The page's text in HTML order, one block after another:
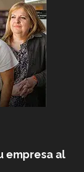
empresa al